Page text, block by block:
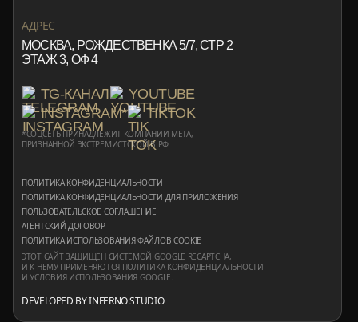
АДРЕС
МОСКВА, РОЖДЕСТВЕНКА 5/7, СТР 2
ЭТАЖ 3, ОФ 4
TG-КАНАЛ
YOUTUBE
INSTAGRAM*
TIKTOK
*СОЦСЕТЬ ПРИНАДЛЕЖИТ КОМПАНИИ META,
ПРИЗНАННОЙ ЭКСТРЕМИСТСКОЙ В РФ
ПОЛИТИКА КОНФИДЕНЦИАЛЬНОСТИ
ПОЛИТИКА КОНФИДЕНЦИАЛЬНОСТИ ДЛЯ ПРИЛОЖЕНИЯ
ПОЛЬЗОВАТЕЛЬСКОЕ СОГЛАШЕНИЕ
АГЕНТСКИЙ ДОГОВОР
ПОЛИТИКА ИСПОЛЬЗОВАНИЯ ФАЙЛОВ COOKIE
ЭТОТ САЙТ ЗАЩИЩЁН СИСТЕМОЙ GOOGLE RECAPTCHA,
И К НЕМУ ПРИМЕНЯЮТСЯ ПОЛИТИКА КОНФИДЕНЦИАЛЬНОСТИ
И УСЛОВИЯ ИСПОЛЬЗОВАНИЯ GOOGLE.
DEVELOPED BY INFERNO STUDIO